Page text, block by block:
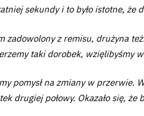
sekundy i to było istotne, że
zadowolony z remisu, drużyna
taki dorobek, wzięlibyśmy
pomysł na zmiany w przerwie.
drugiej połowy. Okazało się,